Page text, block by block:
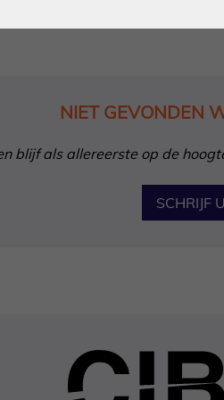
NIET GEVONDEN
blijf als allereerste op de
SCHRIJF